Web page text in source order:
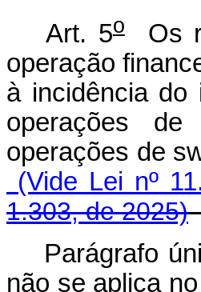
Art. 5oOs
operação
à incidência do
operações
operações de
(Vide Lei nº
1.303, de 2025)
Parágrafo
não se aplica